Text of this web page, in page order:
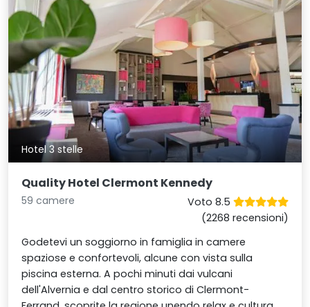
Hotel 3 stelle
Quality Hotel Clermont Kennedy
59 camere
Voto 8.5
(2268 recensioni)
Godetevi un soggiorno in famiglia in camere
spaziose e confortevoli, alcune con vista sulla
piscina esterna. A pochi minuti dai vulcani
dell'Alvernia e dal centro storico di Clermont-